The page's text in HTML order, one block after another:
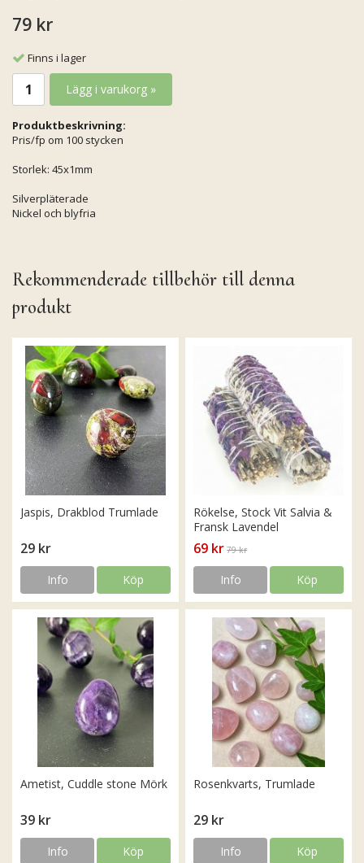
79 kr
Finns i lager
Lägg i varukorg »
Produktbeskrivning:
Pris/fp om 100 stycken
Storlek: 45x1mm
Silverpläterade
Nickel och blyfria
Rekommenderade tillbehör till denna
produkt
Jaspis, Drakblod Trumlade
29 kr
Info Köp
Rökelse, Stock Vit Salvia &
Fransk Lavendel
69 kr 79 kr
Info Köp
Ametist, Cuddle stone Mörk
39 kr
Info Köp
Rosenkvarts, Trumlade
29 kr
Info Köp